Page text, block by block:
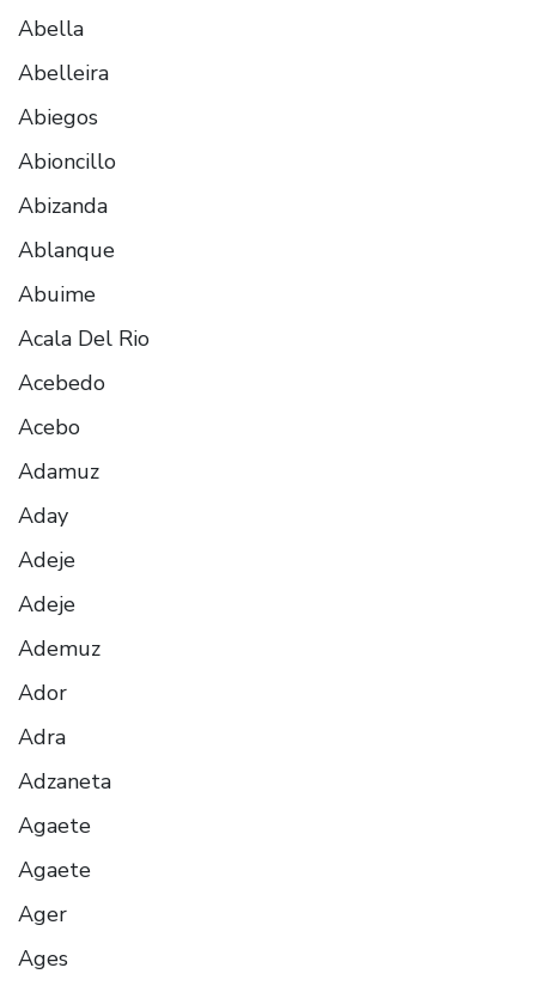
Abella
Abelleira
Abiegos
Abioncillo
Abizanda
Ablanque
Abuime
Acala Del Rio
Acebedo
Acebo
Adamuz
Aday
Adeje
Adeje
Ademuz
Ador
Adra
Adzaneta
Agaete
Agaete
Ager
Ages